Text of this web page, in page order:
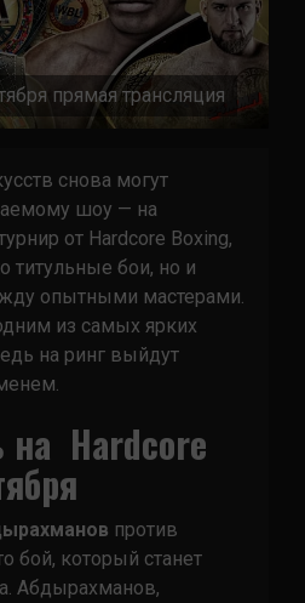
прямая трансляция
снова могут
шоу — на
от Hardcore Boxing,
титульные бои, но и
опытными мастерами.
из самых ярких
на ринг выйдут
на Hardcore
против
бой, который станет
Абдырахманов,